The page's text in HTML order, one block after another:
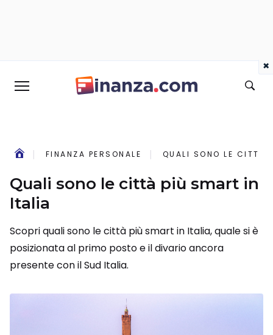
FINANZA PERSONALE QUALI SONO LE CITTÀ
Quali sono le città più smart in
Italia
Scopri quali sono le città più smart in Italia, quale si è
posizionata al primo posto e il divario ancora
presente con il Sud Italia.
×